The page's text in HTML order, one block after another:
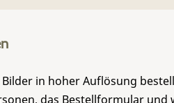
in hoher Auflösung
das Bestellformular